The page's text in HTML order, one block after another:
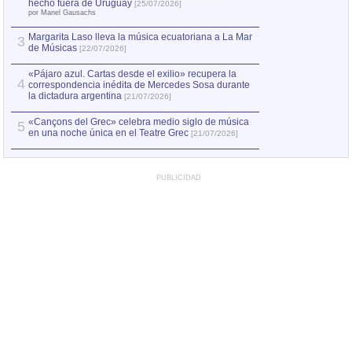
hecho fuera de Uruguay [25/07/2026]
por Manel Gausachs
3 Margarita Laso lleva la música ecuatoriana a La Mar
de Músicas [22/07/2026]
4
«Pájaro azul. Cartas desde el exilio» recupera la
correspondencia inédita de Mercedes Sosa durante
la dictadura argentina [21/07/2026]
5 «Cançons del Grec» celebra medio siglo de música
en una noche única en el Teatre Grec [21/07/2026]
PUBLICIDAD